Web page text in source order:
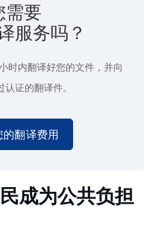
需要
服务吗？
时内翻译好您的文件，并向
证的翻译件。
的翻译费用
成为公共负担